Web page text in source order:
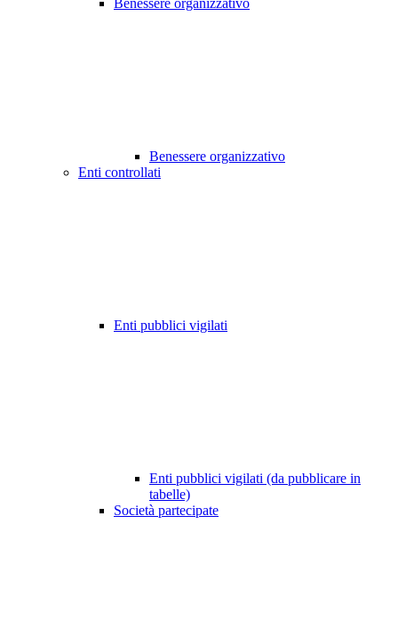
Benessere organizzativo
Benessere organizzativo
Enti controllati
Enti pubblici vigilati
Enti pubblici vigilati (da pubblicare in
tabelle)
Società partecipate